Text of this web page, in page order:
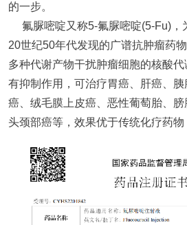
的一步。
氟脲嘧啶又称5-氟脲嘧啶(5-Fu)，
20世纪50年代发现的广谱抗肿瘤药
多种代谢产物干扰肿瘤细胞的核酸
有抑制作用，可治疗胃癌、肝癌、
癌、绒毛膜上皮癌、恶性葡萄胎、膀
头颈部癌等，效果优于传统化疗药物